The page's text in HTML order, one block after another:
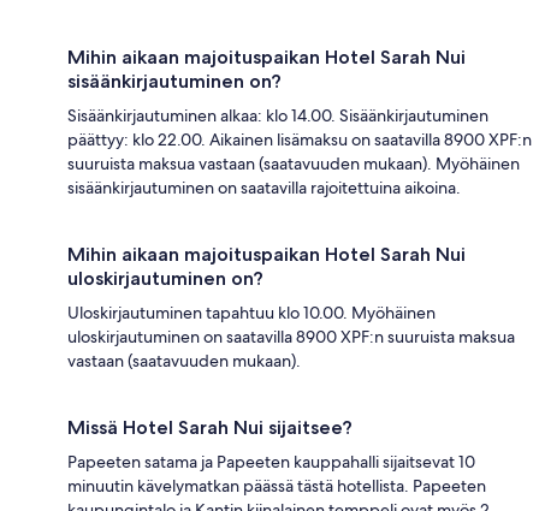
Mihin aikaan majoituspaikan Hotel Sarah Nui
sisäänkirjautuminen on?
Sisäänkirjautuminen alkaa: klo 14.00. Sisäänkirjautuminen
päättyy: klo 22.00. Aikainen lisämaksu on saatavilla 8900 XPF:n
suuruista maksua vastaan (saatavuuden mukaan). Myöhäinen
sisäänkirjautuminen on saatavilla rajoitettuina aikoina.
Mihin aikaan majoituspaikan Hotel Sarah Nui
uloskirjautuminen on?
Uloskirjautuminen tapahtuu klo 10.00. Myöhäinen
uloskirjautuminen on saatavilla 8900 XPF:n suuruista maksua
vastaan (saatavuuden mukaan).
Missä Hotel Sarah Nui sijaitsee?
Papeeten satama ja Papeeten kauppahalli sijaitsevat 10
minuutin kävelymatkan päässä tästä hotellista. Papeeten